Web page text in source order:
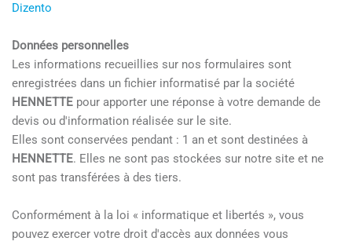
Dizento
Données personnelles
Les informations recueillies sur nos formulaires sont
enregistrées dans un fichier informatisé par la société
HENNETTE pour apporter une réponse à votre demande de
devis ou d'information réalisée sur le site.
Elles sont conservées pendant : 1 an et sont destinées à
HENNETTE. Elles ne sont pas stockées sur notre site et ne
sont pas transférées à des tiers.
Conformément à la loi « informatique et libertés », vous
pouvez exercer votre droit d'accès aux données vous